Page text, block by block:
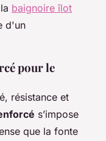
baignoire îlot
d'un
pour le
résistance et
s’impose
que la fonte